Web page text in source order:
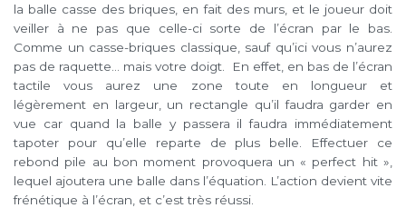
la balle casse des briques, en fait des murs, et le joueur doit
veiller à ne pas que celle-ci sorte de l’écran par le bas.
Comme un casse-briques classique, sauf qu’ici vous n’aurez
pas de raquette… mais votre doigt. En effet, en bas de l’écran
tactile vous aurez une zone toute en longueur et
légèrement en largeur, un rectangle qu’il faudra garder en
vue car quand la balle y passera il faudra immédiatement
tapoter pour qu’elle reparte de plus belle. Effectuer ce
rebond pile au bon moment provoquera un « perfect hit »,
lequel ajoutera une balle dans l’équation. L’action devient vite
frénétique à l’écran, et c’est très réussi.